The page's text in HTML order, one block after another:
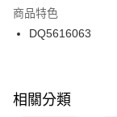
２．訂單成立數日內
３．收到繳費通知簡
ATM／網路銀行／等
※ 交易是否成功請以
是否繳費成功／繳費
付款後門市自取
每筆NT$100，滿
商品特色
DQ5616063
相關分類